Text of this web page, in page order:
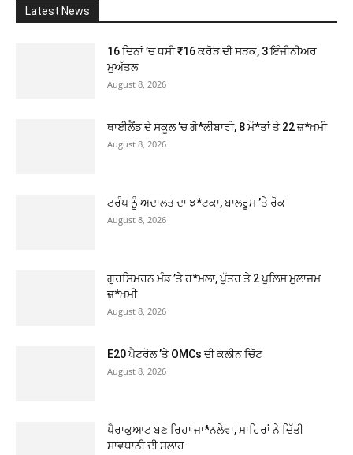
Latest News
16 ਦਿਨਾਂ ’ਚ ਧਸੀ ₹16 ਕਰੋੜ ਦੀ ਸੜਕ, 3 ਇੰਜੀਨੀਅਰ
ਮੁਅੱਤਲ
August 8, 2026
ਥਾਈਲੈਂਡ ਦੇ ਸਕੂਲ ’ਚ ਗੋ*ਲੀਬਾਰੀ, 8 ਮੌ*ਤਾਂ ਤੇ 22 ਜ਼*ਖ਼ਮੀ
August 8, 2026
ਟਰੰਪ ਨੂੰ ਅਦਾਲਤ ਦਾ ਝ*ਟਕਾ, ਬਾਲਰੂਮ ’ਤੇ ਰੋਕ
August 8, 2026
ਗੁਰਸਿਮਰਨ ਮੰਡ ’ਤੇ ਹ*ਮਲਾ, ਪੁੱਤਰ ਤੇ 2 ਪੁਲਿਸ ਮੁਲਾਜ਼ਮ
ਜ਼*ਖ਼ਮੀ
August 8, 2026
E20 ਪੈਟਰੋਲ ’ਤੇ OMCs ਦੀ ਕਲੀਨ ਚਿੱਟ
August 8, 2026
ਪੈਰਾਕੁਆਟ ਬਣ ਰਿਹਾ ਜਾ*ਨਲੇਵਾ, ਮਾਹਿਰਾਂ ਨੇ ਦਿੱਤੀ
ਸਾਵਧਾਨੀ ਦੀ ਸਲਾਹ